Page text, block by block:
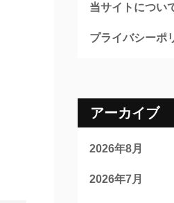
当サイトについ
プライバシーポ
アーカイブ
2026年8月
2026年7月